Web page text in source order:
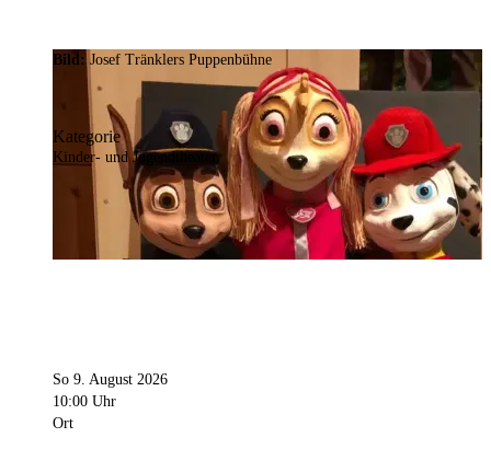
Bild:Josef Tränklers Puppenbühne
Kategorie
Kinder- und Jugendtheater
So 9. August 2026
10:00 Uhr
Ort